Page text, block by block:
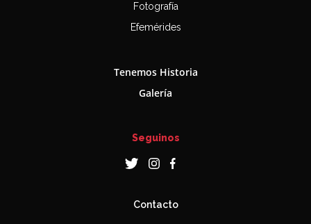
Fotografía
Efemérides
Tenemos Historia
Galería
Seguinos
Contacto